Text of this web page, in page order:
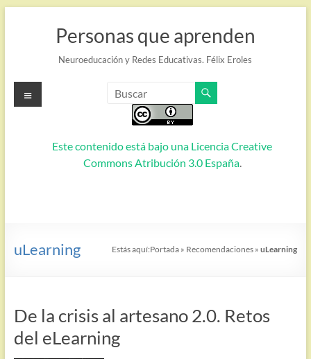
Personas que aprenden
Neuroeducación y Redes Educativas. Félix Eroles
Este contenido está bajo una Licencia Creative
Commons Atribución 3.0 España.
Menú
uLearning Estás aquí:Portada » Recomendaciones »uLearning
De la crisis al artesano 2.0. Retos
del eLearning